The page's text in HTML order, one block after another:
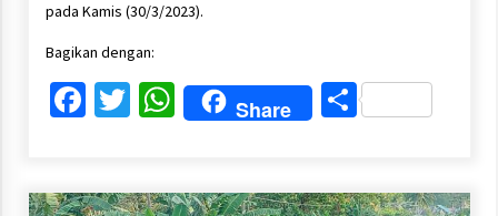
pada Kamis (30/3/2023).
Bagikan dengan:
Facebook
Twitter
WhatsApp
Share Share